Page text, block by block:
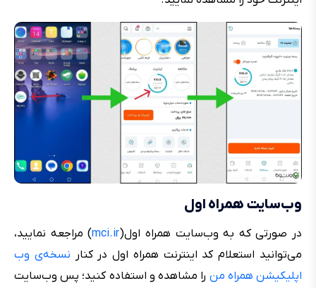
وب‌سایت همراه اول
در صورتی که به وب‌سایت همراه اول(mci.ir) مراجعه نمایید،
می‌توانید استعلام کد اینترنت همراه اول در کنار نسخه‌ی وب
اپلیکیشن همراه من را مشاهده و استفاده کنید؛ پس وب‌سایت